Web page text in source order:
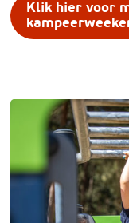
Klik hier voor